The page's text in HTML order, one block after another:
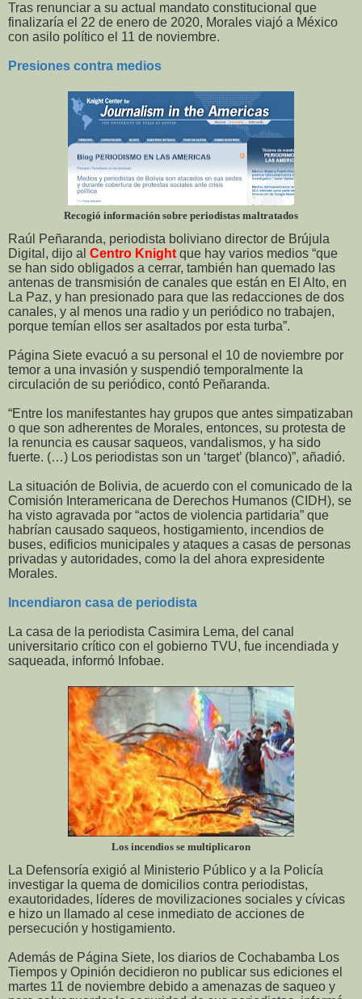
Tras renunciar a su actual mandato constitucional que
finalizaría el 22 de enero de 2020, Morales viajó a México
con asilo político el 11 de noviembre.
Presiones contra medios
Recogió información sobre periodistas maltratados
Raúl Peñaranda, periodista boliviano director de Brújula
Digital, dijo al Centro Knight que hay varios medios “que
se han sido obligados a cerrar, también han quemado las
antenas de transmisión de canales que están en El Alto, en
La Paz, y han presionado para que las redacciones de dos
canales, y al menos una radio y un periódico no trabajen,
porque temían ellos ser asaltados por esta turba”.
Página Siete evacuó a su personal el 10 de noviembre por
temor a una invasión y suspendió temporalmente la
circulación de su periódico, contó Peñaranda.
“Entre los manifestantes hay grupos que antes simpatizaban
o que son adherentes de Morales, entonces, su protesta de
la renuncia es causar saqueos, vandalismos, y ha sido
fuerte. (…) Los periodistas son un ‘target’ (blanco)”, añadió.
La situación de Bolivia, de acuerdo con el comunicado de la
Comisión Interamericana de Derechos Humanos (CIDH), se
ha visto agravada por “actos de violencia partidaria” que
habrían causado saqueos, hostigamiento, incendios de
buses, edificios municipales y ataques a casas de personas
privadas y autoridades, como la del ahora expresidente
Morales.
Incendiaron casa de periodista
La casa de la periodista Casimira Lema, del canal
universitario crítico con el gobierno TVU, fue incendiada y
saqueada, informó Infobae.
Los incendios se multiplicaron
La Defensoría exigió al Ministerio Público y a la Policía
investigar la quema de domicilios contra periodistas,
exautoridades, líderes de movilizaciones sociales y cívicas
e hizo un llamado al cese inmediato de acciones de
persecución y hostigamiento.
Además de Página Siete, los diarios de Cochabamba Los
Tiempos y Opinión decidieron no publicar sus ediciones el
martes 11 de noviembre debido a amenazas de saqueo y